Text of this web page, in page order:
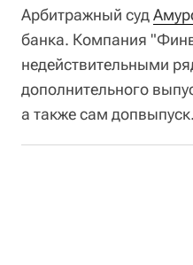
Арбитражный суд
банка. Компания
недействительными
дополнительного
а также сам допвыпуск.